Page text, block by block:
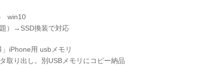
win10
）→SSD換装で対応
iPhone用 usbメモリ
り出し。別USBメモリにコピー納品